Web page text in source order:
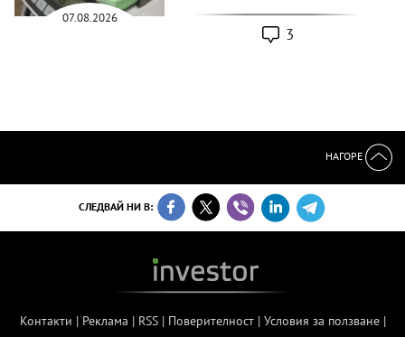
07.08.2026
3
НАГОРЕ
СЛЕДВАЙ НИ В:
Контакти | Реклама | RSS| Поверителност| Условия за ползване|